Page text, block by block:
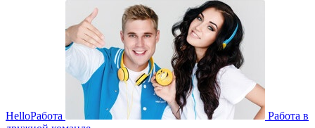
HelloРабота
Работа в